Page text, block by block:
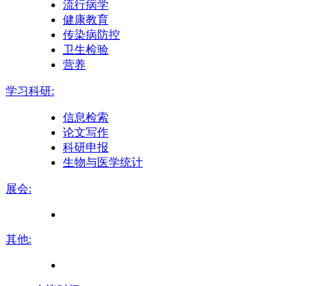
流行病学
健康教育
传染病防控
卫生检验
营养
学习科研:
信息检索
论文写作
科研申报
生物与医学统计
展会:
其他: